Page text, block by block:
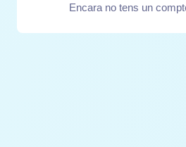
Encara no tens un